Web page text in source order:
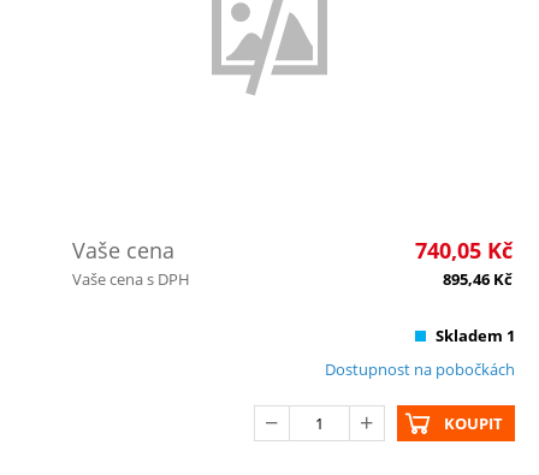
Vaše cena 740,05 Kč
Vaše cena s DPH 895,46 Kč
Skladem 1
Dostupnost na pobočkách
KOUPIT